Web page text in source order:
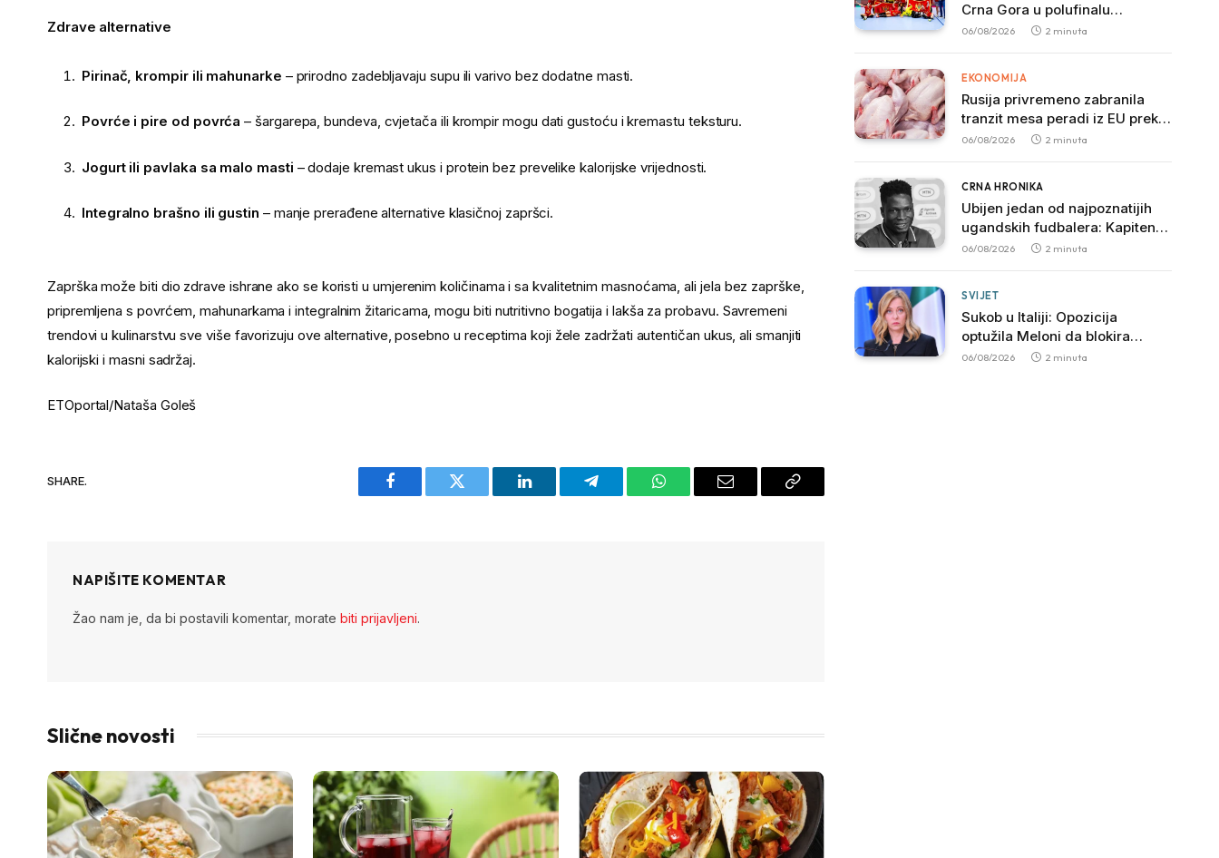
Zdrave alternative
Pirinač, krompir ili mahunarke – prirodno zadebljavaju supu ili varivo bez dodatne masti.
Povrće i pire od povrća – šargarepa, bundeva, cvjetača ili krompir mogu dati gustoću i kremastu teksturu.
Jogurt ili pavlaka sa malo masti – dodaje kremast ukus i protein bez prevelike kalorijske vrijednosti.
Integralno brašno ili gustin – manje prerađene alternative klasičnoj zapršci.
Zaprška može biti dio zdrave ishrane ako se koristi u umjerenim količinama i sa kvalitetnim masnoćama, ali jela bez zaprške,
pripremljena s povrćem, mahunarkama i integralnim žitaricama, mogu biti nutritivno bogatija i lakša za probavu. Savremeni
trendovi u kulinarstvu sve više favorizuju ove alternative, posebno u receptima koji žele zadržati autentičan ukus, ali smanjiti
kalorijski i masni sadržaj.
ETOportal/Nataša Goleš
SHARE.
Facebook Twitter LinkedIn Telegram WhatsAppEmail
Copy
NAPIŠITE KOMENTAR
Žao nam je, da bi postavili komentar, morate biti prijavljeni.
Slične novosti
Crna Gora u polufinalu
Svjetskog prvenstva nakon
06/08/2026 2 minuta
EKONOMIJA
Rusija privremeno zabranila
tranzit mesa peradi iz EU preko
svoje teritorije
06/08/2026 2 minuta
CRNA HRONIKA
Ubijen jedan od najpoznatijih
ugandskih fudbalera: Kapiten
SC Ville preminuo nakon
06/08/2026 2 minuta
SVIJET
Sukob u Italiji: Opozicija
optužila Meloni da blokira
istragu povezanu sa mafijom
06/08/2026 2 minuta